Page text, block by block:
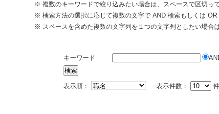
※ 複数のキーワードで絞り込みたい場合は、スペースで区切っ
※ 検索方法の選択に応じて複数の文字で AND 検索もしくは
※ スペースを含めた複数の文字列を１つの文字列としたい場合
キーワード
表示順： 表示件数：